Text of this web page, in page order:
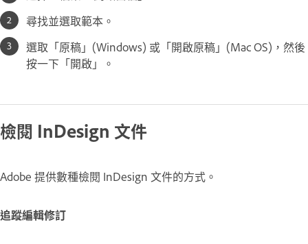
尋找並選取範本。
選取「原稿」(Windows) 或「開啟原稿」(Mac OS)，然後
按一下「開啟」。
檢閱 InDesign 文件
Adobe 提供數種檢閱 InDesign 文件的方式。
追蹤編輯修訂